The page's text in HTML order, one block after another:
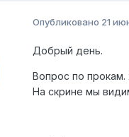
Опубликовано 21
Добрый день.
Вопрос по прокам.
На скрине мы